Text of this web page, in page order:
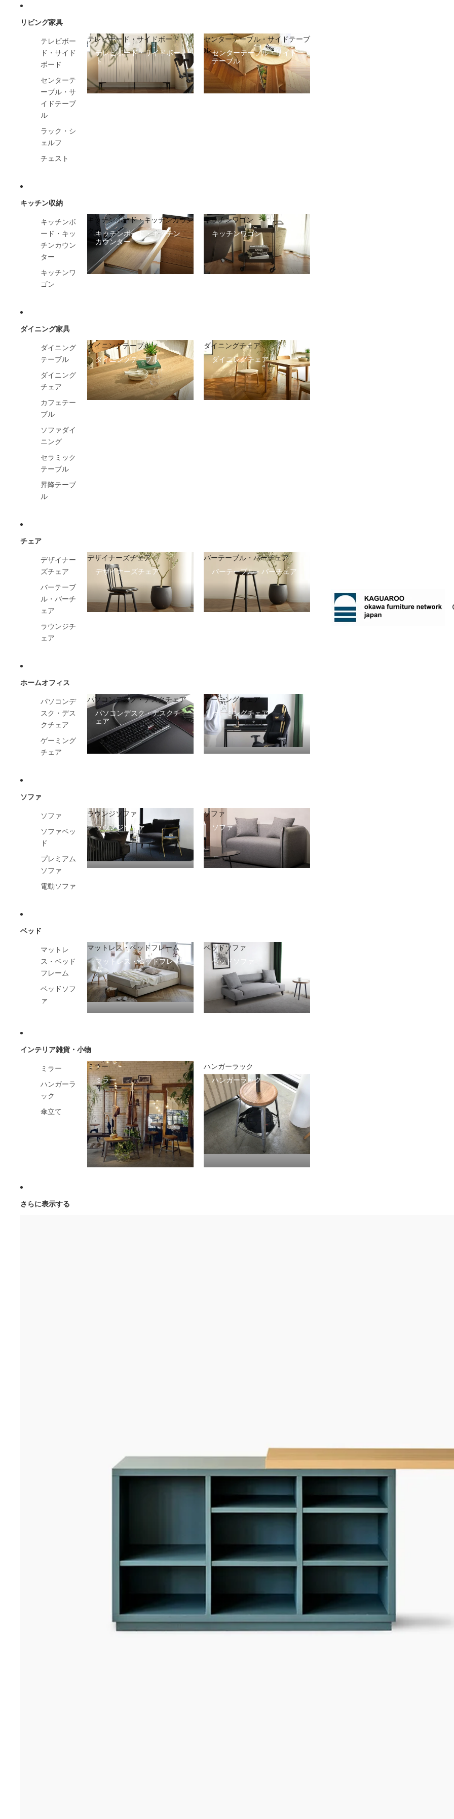
リビング家具
テレビボー
ド・サイド
ボード
センターテ
ーブル・サ
イドテーブ
ル
ラック・シ
ェルフ
チェスト
テレビボード・サイドボード
テレビボード・サイドボー
ド
センターテーブル・サイドテーブ
ルセンターテーブル・サイド
テーブル
キッチン収納
キッチンボ
ード・キッ
チンカウン
ター
キッチンワ
ゴン
キッチンボード・キッチンカウン
ター
キッチンボード・キッチン
カウンター
キッチンワゴン
キッチンワゴン
ダイニング家具
ダイニング
テーブル
ダイニング
チェア
カフェテー
ブル
ソファダイ
ニング
セラミック
テーブル
昇降テーブ
ル
ダイニングテーブル
ダイニングテーブル
ダイニングチェア
ダイニングチェア
チェア
デザイナー
ズチェア
バーテーブ
ル・バーチ
ェア
ラウンジチ
ェア
デザイナーズチェア
デザイナーズチェア
バーテーブル・バーチェア
バーテーブル・バーチェア
ホームオフィス
パソコンデ
スク・デス
クチェア
ゲーミング
チェア
パソコンデスク・デスクチェア
パソコンデスク・デスクチ
ェア
ゲーミングチェア
ゲーミングチェア
ソファ
ソファ
ソファベッ
ド
プレミアム
ソファ
電動ソファ
ラウンジソファ
ラウンジソファ
ソファ
ソファ
ベッド
マットレ
ス・ベッド
フレーム
ベッドソフ
ァ
マットレス・ベッドフレーム
マットレス・ベッドフレー
ム
ベッドソファ
ベッドソファ
インテリア雑貨・小物
ミラー
ハンガーラ
ック
傘立て
ミラー
ミラー
ハンガーラック
ハンガーラック
さらに表示する